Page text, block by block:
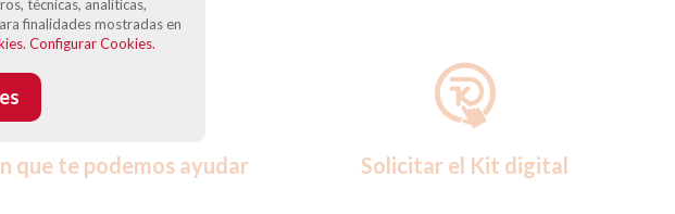
que te podemos ayudar Solicitar el Kit digital
técnicas, analíticas,
finalidades mostradas en
Configurar Cookies.